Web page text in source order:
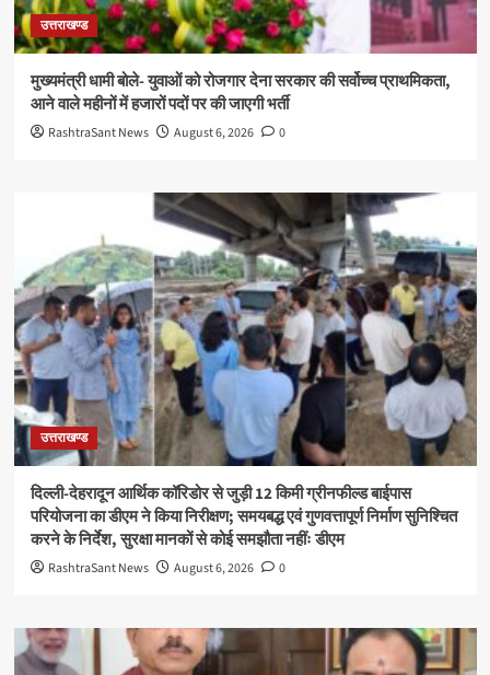
उत्तराखण्ड
मुख्यमंत्री धामी बोले- युवाओं को रोजगार देना सरकार की सर्वोच्च प्राथमिकता,
आने वाले महीनों में हजारों पदों पर की जाएगी भर्ती
RashtraSant News August 6, 2026 0
उत्तराखण्ड
दिल्ली-देहरादून आर्थिक कॉरिडोर से जुड़ी 12 किमी ग्रीनफील्ड बाईपास
परियोजना का डीएम ने किया निरीक्षण; समयबद्ध एवं गुणवत्तापूर्ण निर्माण सुनिश्चित
करने के निर्देश, सुरक्षा मानकों से कोई समझौता नहींः डीएम
RashtraSant News August 6, 2026 0